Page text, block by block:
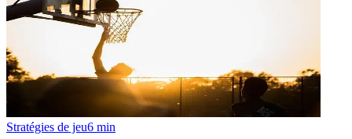
Stratégies de jeu6 min